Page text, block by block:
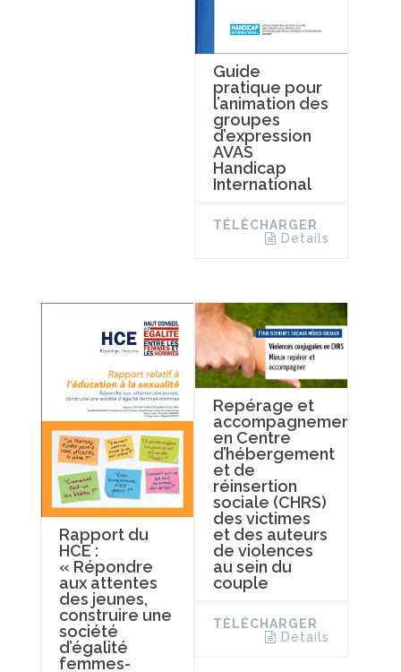
Guide
pratique pour
l’animation des
groupes
d’expression
AVAS
Handicap
International
TÉLÉCHARGER
Details
Rapport du
HCE :
« Répondre
aux attentes
des jeunes,
construire une
société
d’égalité
femmes-
Repérage et
accompagnement
en Centre
d’hébergement
et de
réinsertion
sociale (CHRS)
des victimes
et des auteurs
de violences
au sein du
couple
TÉLÉCHARGER
Details